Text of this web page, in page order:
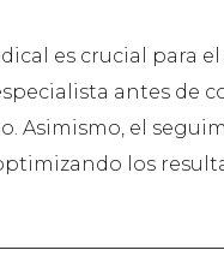
es crucial para el
antes de
Asimismo, el
los